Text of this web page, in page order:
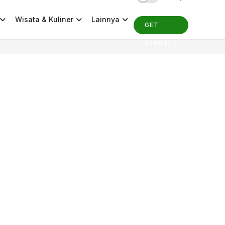
Wisata & Kuliner Lainnya
GET